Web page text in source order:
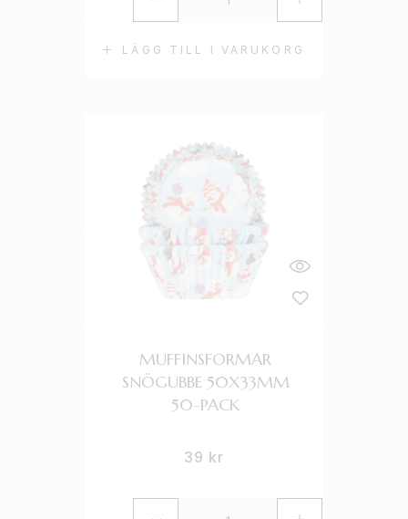
LÄGG TILL I VARUKORG
MUFFINSFORMAR
SNÖGUBBE 50X33MM
50-PACK
39 kr